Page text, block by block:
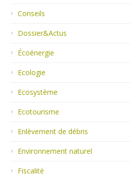
Conseils
Dossier&Actus
Écoénergie
Ecologie
Ecosystème
Ecotourisme
Enlèvement de débris
Environnement naturel
Fiscalité